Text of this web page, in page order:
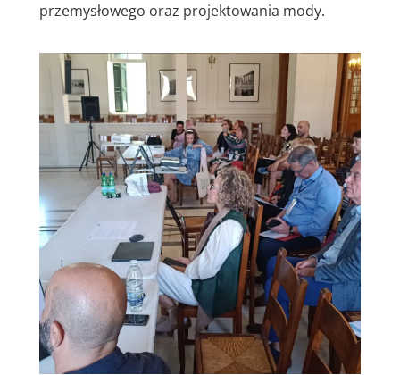
przemysłowego oraz projektowania mody.